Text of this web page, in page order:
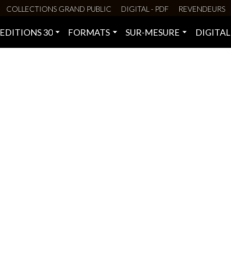
COLLECTIONS GRAND PUBLIC DIGITAL - PDF REVENDEURS
EDITIONS 30 FORMATS SUR-MESURE DIGITAL